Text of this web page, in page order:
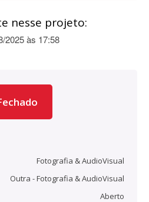
nesse projeto:
2025 às 17:58
Fotografia & AudioVisual
Outra - Fotografia & AudioVisual
Aberto